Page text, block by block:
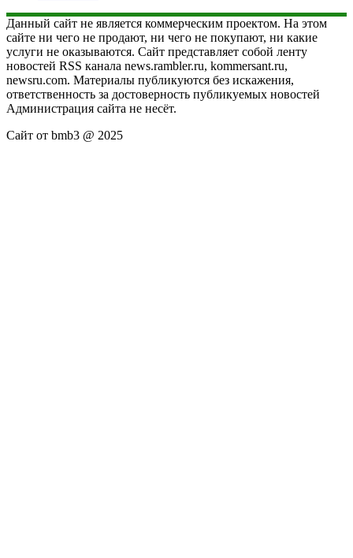
Данный сайт не является коммерческим проектом. На этом
сайте ни чего не продают, ни чего не покупают, ни какие
услуги не оказываются. Сайт представляет собой ленту
новостей RSS канала news.rambler.ru, kommersant.ru,
newsru.com. Материалы публикуются без искажения,
ответственность за достоверность публикуемых новостей
Администрация сайта не несёт.
Сайт от bmb3 @ 2025